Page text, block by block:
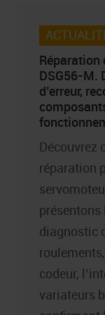
Réparation
DSG56-M.
d’erreur,
Découvrez
réparation
présentons
diagnostic
codeur,
variateurs